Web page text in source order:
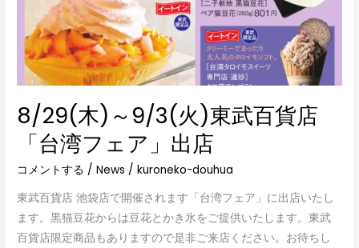
8/29(木)～9/3(火)東武百貨店
「台湾フェア」出店
コメントする /News /kuroneko-douhua
東武百貨店 池袋店で開催されます「台湾フェア」に出店いたし
ます。黒猫豆花からは豆花とかき氷をご提供いたします。東武
百貨店限定商品もありますので是非ご来店ください。お待ちし
フ
ェ
ア」
出
店